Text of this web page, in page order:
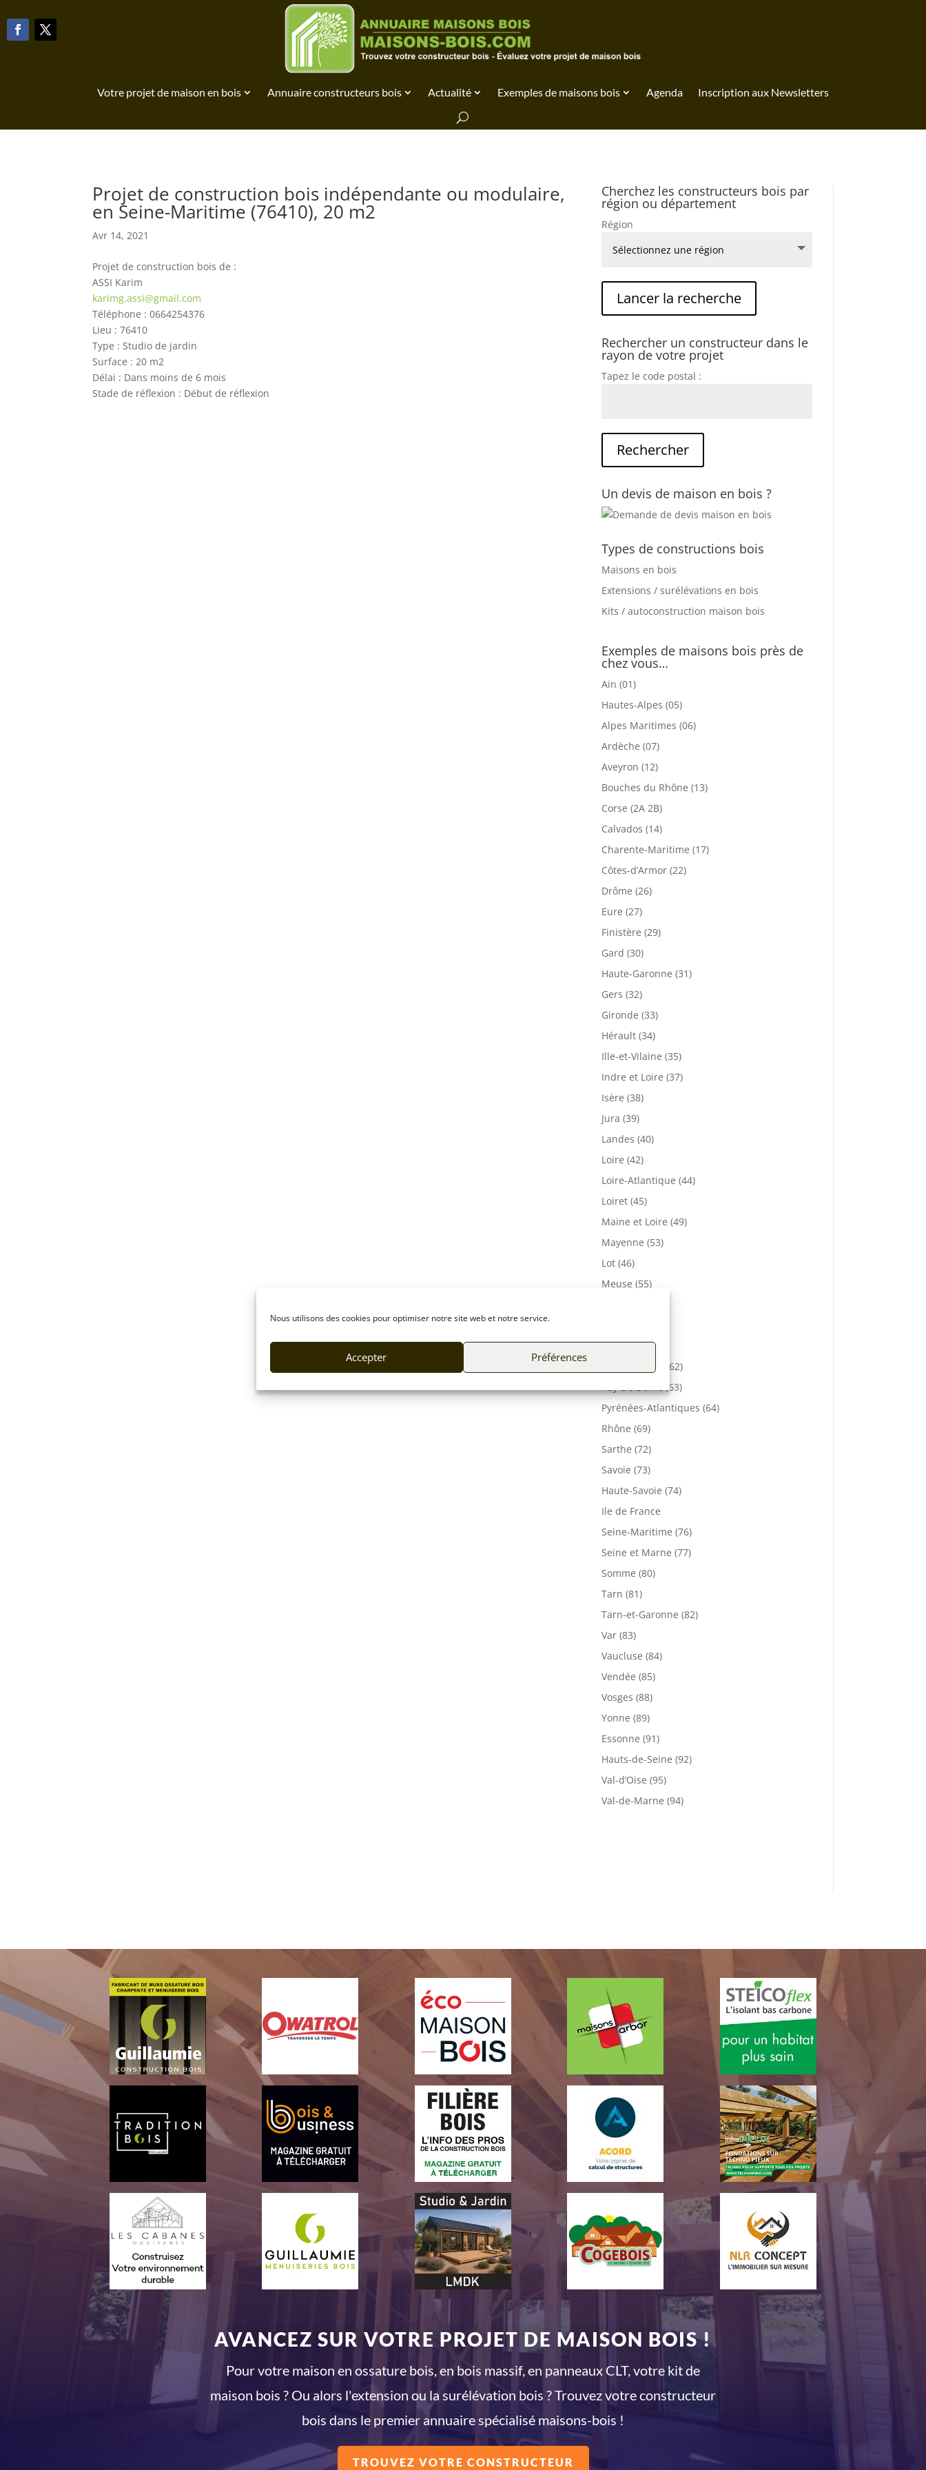
Nous utilisons des cookies pour optimiser notre site web et notre service.
Accepter Préférences
Votre projet de maison en bois Annuaire constructeurs bois Actualité Exemples de maisons bois Agenda Inscription aux Newsletters
Projet de construction bois indépendante ou modulaire,
en Seine-Maritime (76410), 20 m2
Avr 14, 2021
Projet de construction bois de :
ASSI Karim
karimg.assi@gmail.com
Téléphone : 0664254376
Lieu : 76410
Type : Studio de jardin
Surface : 20 m2
Délai : Dans moins de 6 mois
Stade de réflexion : Début de réflexion
Cherchez les constructeurs bois par
région ou département
Région
Rechercher un constructeur dans le
rayon de votre projet
Tapez le code postal :
Un devis de maison en bois ?
Types de constructions bois
Maisons en bois
Extensions / surélévations en bois
Kits / autoconstruction maison bois
Exemples de maisons bois près de
chez vous…
Ain (01)
Hautes-Alpes (05)
Alpes Maritimes (06)
Ardèche (07)
Aveyron (12)
Bouches du Rhône (13)
Corse (2A 2B)
Calvados (14)
Charente-Maritime (17)
Côtes-d’Armor (22)
Drôme (26)
Eure (27)
Finistère (29)
Gard (30)
Haute-Garonne (31)
Gers (32)
Gironde (33)
Hérault (34)
Ille-et-Vilaine (35)
Indre et Loire (37)
Isère (38)
Jura (39)
Landes (40)
Loire (42)
Loire-Atlantique (44)
Loiret (45)
Maine et Loire (49)
Mayenne (53)
Lot (46)
Meuse (55)
Orne (61)
Pas-de-Calais (62)
Puy De Dôme (63)
Pyrénées-Atlantiques (64)
Rhône (69)
Sarthe (72)
Savoie (73)
Haute-Savoie (74)
Ile de France
Seine-Maritime (76)
Seine et Marne (77)
Somme (80)
Tarn (81)
Tarn-et-Garonne (82)
Var (83)
Vaucluse (84)
Vendée (85)
Vosges (88)
Yonne (89)
Essonne (91)
Hauts-de-Seine (92)
Val-d’Oise (95)
Val-de-Marne (94)
AVANCEZ SUR VOTRE PROJET DE MAISON BOIS !
Pour votre maison en ossature bois, en bois massif, en panneaux CLT, votre kit de
maison bois ? Ou alors l'extension ou la surélévation bois ? Trouvez votre constructeur
bois dans le premier annuaire spécialisé maisons-bois !
TROUVEZ VOTRE CONSTRUCTEUR